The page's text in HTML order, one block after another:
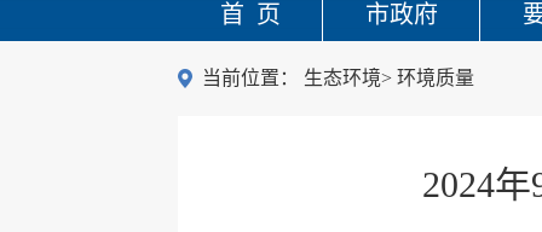
首 页 市政府
当前位置： 生态环境> 环境质量
2024